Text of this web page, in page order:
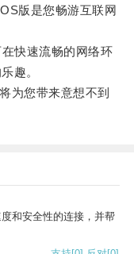
版是您畅游互联网
快速流畅的网络环
趣。
您带来意想不到
和安全性的连接，并帮